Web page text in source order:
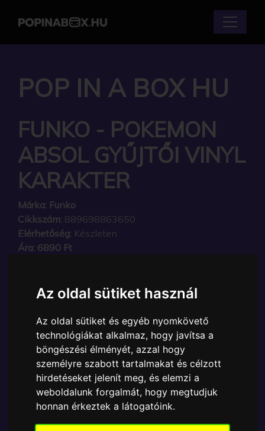
Az oldal sütiket használ
Az oldal sütiket és egyéb nyomkövető
technológiákat alkalmaz, hogy javítsa a
böngészési élményét, azzal hogy
személyre szabott tartalmakat és célzott
hirdetéseket jelenít meg, és elemzi a
weboldalunk forgalmát, hogy megtudjuk
honnan érkeztek a látogatóink.
POP IN A BOX HU
FUNKO - POKEMON
ABSOL GYŰJTŐI VINYL
KARAKTER
Márka: Funko
Cikkszám: 889698863650
Elérhetőség: Készleten
Ára: 6890 Ft
Funko - Pokemon Absol gyűjtői vinyl karakter, amely
ablakos csomagolásban azaz - POP In a Box - várja
TOVÁBB A VÁSÁRLÁSRA
Tetszik? Osszd meg másokkal!